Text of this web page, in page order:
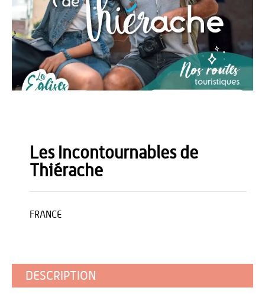
Les Incontournables de
Thiérache
FRANCE
DESCRIPTION